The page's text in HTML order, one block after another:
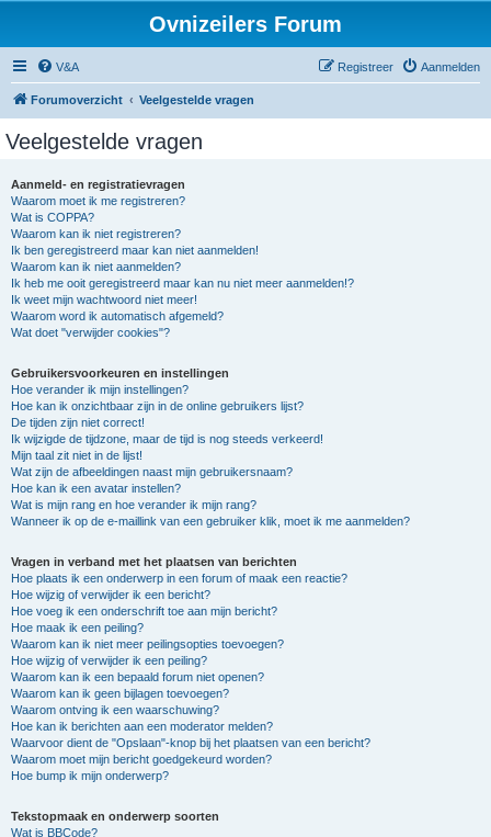
Ovnizeilers Forum
V&A Aanmelden
Registreer
Forumoverzicht Veelgestelde vragen
Veelgestelde vragen
Aanmeld- en registratievragen
Waarom moet ik me registreren?
Wat is COPPA?
Waarom kan ik niet registreren?
Ik ben geregistreerd maar kan niet aanmelden!
Waarom kan ik niet aanmelden?
Ik heb me ooit geregistreerd maar kan nu niet meer aanmelden!?
Ik weet mijn wachtwoord niet meer!
Waarom word ik automatisch afgemeld?
Wat doet "verwijder cookies"?
Gebruikersvoorkeuren en instellingen
Hoe verander ik mijn instellingen?
Hoe kan ik onzichtbaar zijn in de online gebruikers lijst?
De tijden zijn niet correct!
Ik wijzigde de tijdzone, maar de tijd is nog steeds verkeerd!
Mijn taal zit niet in de lijst!
Wat zijn de afbeeldingen naast mijn gebruikersnaam?
Hoe kan ik een avatar instellen?
Wat is mijn rang en hoe verander ik mijn rang?
Wanneer ik op de e-maillink van een gebruiker klik, moet ik me aanmelden?
Vragen in verband met het plaatsen van berichten
Hoe plaats ik een onderwerp in een forum of maak een reactie?
Hoe wijzig of verwijder ik een bericht?
Hoe voeg ik een onderschrift toe aan mijn bericht?
Hoe maak ik een peiling?
Waarom kan ik niet meer peilingsopties toevoegen?
Hoe wijzig of verwijder ik een peiling?
Waarom kan ik een bepaald forum niet openen?
Waarom kan ik geen bijlagen toevoegen?
Waarom ontving ik een waarschuwing?
Hoe kan ik berichten aan een moderator melden?
Waarvoor dient de "Opslaan"-knop bij het plaatsen van een bericht?
Waarom moet mijn bericht goedgekeurd worden?
Hoe bump ik mijn onderwerp?
Tekstopmaak en onderwerp soorten
Wat is BBCode?